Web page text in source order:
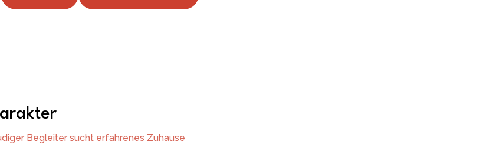
Begleiter sucht erfahrenes Zuhause